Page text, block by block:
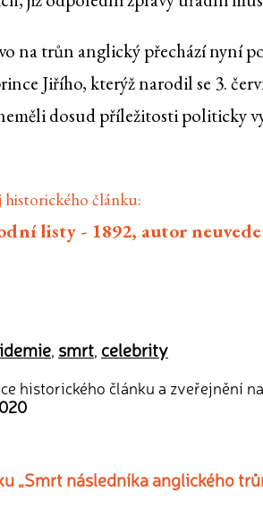
na trůn anglický přechází nyní
Jiřího, kterýž narodil se 3.
dosud příležitosti politicky
článku:
listy - 1892, autor
, smrt, celebrity
historického článku a zveřejnění
„Smrt následníka anglického